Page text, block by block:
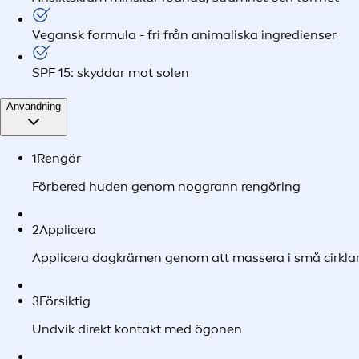
Vegansk formula - fri från animaliska ingredienser
SPF 15: skyddar mot solen
Användning
1Rengör
Förbered huden genom noggrann rengöring
2Applicera
Applicera dagkrämen genom att massera i små
3Försiktig
Undvik direkt kontakt med ögonen